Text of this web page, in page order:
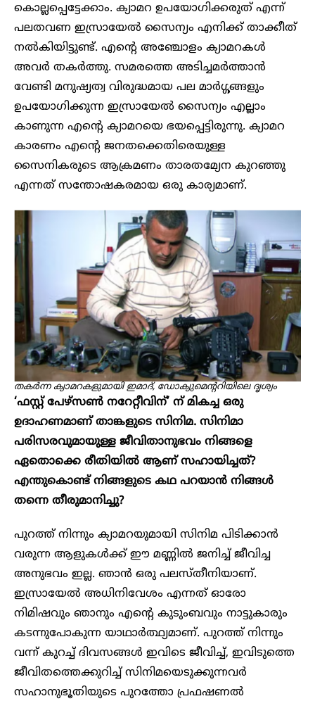
കൊല്ലപ്പെട്ടേക്കാം. ക്യാമറ ഉപയോഗിക്കരുത് എന്ന്
പലതവണ ഇസ്രായേൽ സൈന്യം എനിക്ക് താക്കീത്
നൽകിയിട്ടുണ്ട്. എന്റെ അഞ്ചോളം ക്യാമറകൾ
അവർ തകർത്തു. സമരത്തെ അടിച്ചമർത്താൻ
വേണ്ടി മനുഷ്യത്വ വിരുദ്ധമായ പല മാർഗ്ഗങ്ങളും
ഉപയോഗിക്കുന്ന ഇസ്രായേൽ സൈന്യം എല്ലാം
കാണുന്ന എൻ്റെ ക്യാമറയെ ഭയപ്പെട്ടിരുന്നു. ക്യാമറ
കാരണം എൻ്റെ ജനതക്കെതിരെയുള്ള
സൈനികരുടെ ആക്രമണം താരതമ്യേന കുറഞ്ഞു
എന്നത് സന്തോഷകരമായ ഒരു കാര്യമാണ്.
തകർന്ന ക്യാമറകളുമായി ഇമാദ്, ഡോക്യുമെന്ററിയിലെ ദൃശ്യം
‘ഫസ്റ്റ് പേഴ്സൺ നറേറ്റീവിന്’ ന് മികച്ച ഒരു
ഉദാഹണമാണ് താങ്കളുടെ സിനിമ. സിനിമാ
പരിസരവുമായുള്ള ജീവിതാനുഭവം നിങ്ങളെ
ഏതൊക്കെ രീതിയിൽ ആണ് സഹായിച്ചത്?
എന്തുകൊണ്ട് നിങ്ങളുടെ കഥ പറയാൻ നിങ്ങൾ
തന്നെ തീരുമാനിച്ചു?
പുറത്ത് നിന്നും ക്യാമറയുമായി സിനിമ പിടിക്കാൻ
വരുന്ന ആളുകൾക്ക് ഈ മണ്ണിൽ ജനിച്ച് ജീവിച്ച
അനുഭവം ഇല്ല. ഞാൻ ഒരു പലസ്തീനിയാണ്.
ഇസ്രായേൽ അധിനിവേശം എന്നത് ഓരോ
നിമിഷവും ഞാനും എൻ്റെ കുടുംബവും നാട്ടുകാരും
കടന്നുപോകുന്ന യാഥാർത്ഥ്യമാണ്. പുറത്ത് നിന്നും
വന്ന് കുറച്ച് ദിവസങ്ങൾ ഇവിടെ ജീവിച്ച്, ഇവിടുത്തെ
ജീവിതത്തെക്കുറിച്ച് സിനിമയെടുക്കുന്നവർ
സഹാനുഭൂതിയുടെ പുറത്തോ പ്രഫഷണൽ